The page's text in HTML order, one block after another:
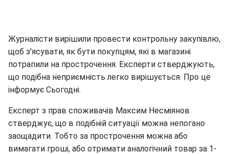
Журналісти вирішили провести контрольну закупівлю,
щоб з'ясувати, як бути покупцям, які в магазині
потрапили на прострочення. Експерти стверджують,
що подібна неприємність легко вирішується. Про це
інформує Сьогодні.
Експерт з прав споживачів Максим Несміянов
стверджує, що в подібній ситуації можна непогано
заощадити. Тобто за прострочення можна або
вимагати гроші, або отримати аналогічний товар за 1-